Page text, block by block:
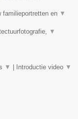
familieportretten en ▼
▼
▼ Introductie video ▼